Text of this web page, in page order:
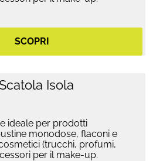
SCOPRI
ideale per prodotti
monodose, flaconi e
(trucchi, profumi,
per il make-up.